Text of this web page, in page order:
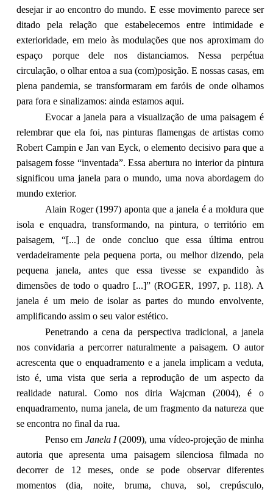
desejar ir ao encontro do mundo. E esse movimento parece ser
ditado pela relação que estabelecemos entre intimidade e
exterioridade, em meio às modulações que nos aproximam do
espaço porque dele nos distanciamos. Nessa perpétua
circulação, o olhar entoa a sua (com)posição. E nossas casas, em
plena pandemia, se transformaram em faróis de onde olhamos
para fora e sinalizamos: ainda estamos aqui.
Evocar a janela para a visualização de uma paisagem é
relembrar que ela foi, nas pinturas flamengas de artistas como
Robert Campin e Jan van Eyck, o elemento decisivo para que a
paisagem fosse “inventada”. Essa abertura no interior da pintura
significou uma janela para o mundo, uma nova abordagem do
mundo exterior.
Alain Roger (1997) aponta que a janela é a moldura que
isola e enquadra, transformando, na pintura, o território em
paisagem, “[...] de onde concluo que essa última entrou
verdadeiramente pela pequena porta, ou melhor dizendo, pela
pequena janela, antes que essa tivesse se expandido às
dimensões de todo o quadro [...]” (ROGER, 1997, p. 118). A
janela é um meio de isolar as partes do mundo envolvente,
amplificando assim o seu valor estético.
Penetrando a cena da perspectiva tradicional, a janela
nos convidaria a percorrer naturalmente a paisagem. O autor
acrescenta que o enquadramento e a janela implicam a veduta,
isto é, uma vista que seria a reprodução de um aspecto da
realidade natural. Como nos diria Wajcman (2004), é o
enquadramento, numa janela, de um fragmento da natureza que
se encontra no final da rua.
Penso em Janela I(2009), uma vídeo-projeção de minha
autoria que apresenta uma paisagem silenciosa filmada no
decorrer de 12 meses, onde se pode observar diferentes
momentos (dia, noite, bruma, chuva, sol, crepúsculo,